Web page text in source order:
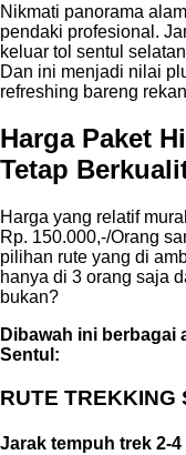
Nikmati panorama
pendaki profesional.
keluar tol sentul
Dan ini menjadi nilai
refreshing bareng
Harga Paket
Tetap
Harga yang relatif
Rp. 150.000,-/Orang
pilihan rute yang di
hanya di 3 orang saja
bukan?
Dibawah ini berbagai
Sentul:
RUTE TREKKING
Jarak tempuh trek 2-